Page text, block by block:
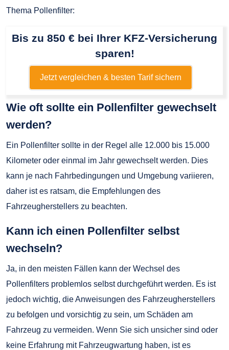
Thema Pollenfilter:
Bis zu 850 € bei Ihrer KFZ-Versicherung
sparen!
Jetzt vergleichen & besten Tarif sichern
Wie oft sollte ein Pollenfilter gewechselt
werden?
Ein Pollenfilter sollte in der Regel alle 12.000 bis 15.000
Kilometer oder einmal im Jahr gewechselt werden. Dies
kann je nach Fahrbedingungen und Umgebung variieren,
daher ist es ratsam, die Empfehlungen des
Fahrzeugherstellers zu beachten.
Kann ich einen Pollenfilter selbst
wechseln?
Ja, in den meisten Fällen kann der Wechsel des
Pollenfilters problemlos selbst durchgeführt werden. Es ist
jedoch wichtig, die Anweisungen des Fahrzeugherstellers
zu befolgen und vorsichtig zu sein, um Schäden am
Fahrzeug zu vermeiden. Wenn Sie sich unsicher sind oder
keine Erfahrung mit Fahrzeugwartung haben, ist es